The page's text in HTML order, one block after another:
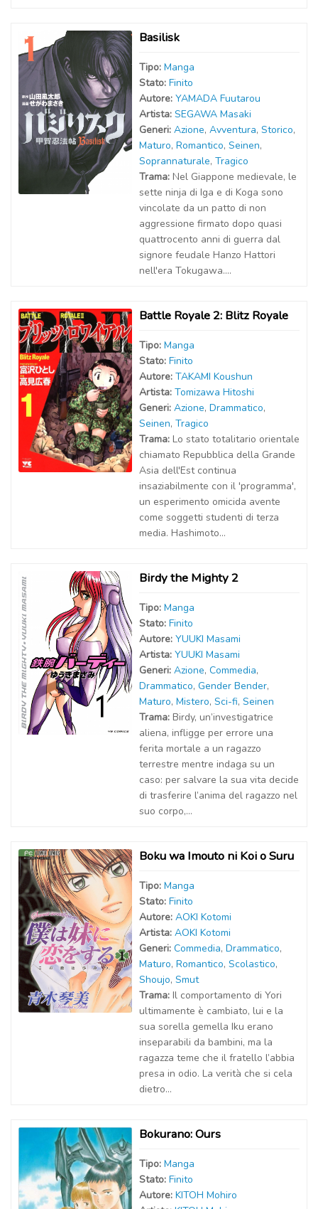
Basilisk
Tipo: Manga
Stato: Finito
Autore: YAMADA Fuutarou
Artista: SEGAWA Masaki
Generi: Azione, Avventura, Storico,
Maturo, Romantico, Seinen,
Soprannaturale, Tragico
Trama: Nel Giappone medievale, le
sette ninja di Iga e di Koga sono
vincolate da un patto di non
aggressione firmato dopo quasi
quattrocento anni di guerra dal
signore feudale Hanzo Hattori
nell'era Tokugawa....
Battle Royale 2: Blitz Royale
Tipo: Manga
Stato: Finito
Autore: TAKAMI Koushun
Artista: Tomizawa Hitoshi
Generi: Azione, Drammatico,
Seinen, Tragico
Trama: Lo stato totalitario orientale
chiamato Repubblica della Grande
Asia dell'Est continua
insaziabilmente con il 'programma',
un esperimento omicida avente
come soggetti studenti di terza
media. Hashimoto...
Birdy the Mighty 2
Tipo: Manga
Stato: Finito
Autore: YUUKI Masami
Artista: YUUKI Masami
Generi: Azione, Commedia,
Drammatico, Gender Bender,
Maturo, Mistero, Sci-fi, Seinen
Trama: Birdy, un’investigatrice
aliena, infligge per errore una
ferita mortale a un ragazzo
terrestre mentre indaga su un
caso: per salvare la sua vita decide
di trasferire l’anima del ragazzo nel
suo corpo,...
Boku wa Imouto ni Koi o Suru
Tipo: Manga
Stato: Finito
Autore: AOKI Kotomi
Artista: AOKI Kotomi
Generi: Commedia, Drammatico,
Maturo, Romantico, Scolastico,
Shoujo, Smut
Trama: Il comportamento di Yori
ultimamente è cambiato, lui e la
sua sorella gemella Iku erano
inseparabili da bambini, ma la
ragazza teme che il fratello l’abbia
presa in odio. La verità che si cela
dietro...
Bokurano: Ours
Tipo: Manga
Stato: Finito
Autore: KITOH Mohiro